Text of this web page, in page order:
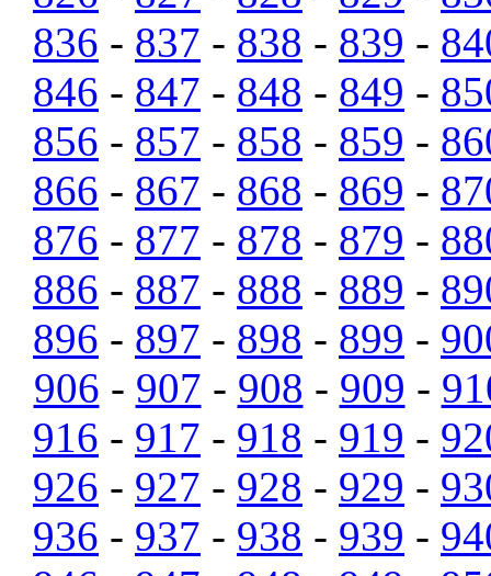
836 - 837 - 838 - 839 -
846 - 847 - 848 - 849 -
856 - 857 - 858 - 859 -
866 - 867 - 868 - 869 -
876 - 877 - 878 - 879 -
886 - 887 - 888 - 889 -
896 - 897 - 898 - 899 -
906 - 907 - 908 - 909 -
916 - 917 - 918 - 919 -
926 - 927 - 928 - 929 -
936 - 937 - 938 - 939 -